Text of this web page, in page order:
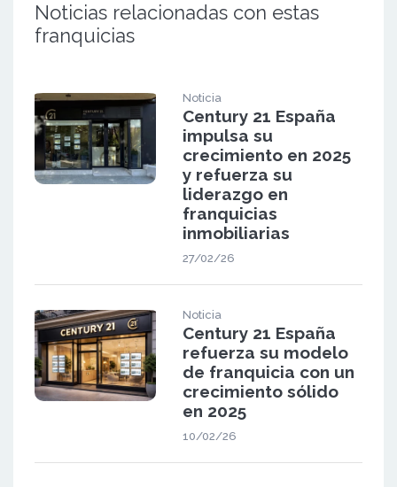
Noticias relacionadas con estas
franquicias
Noticia
Century 21 España
impulsa su
crecimiento en 2025
y refuerza su
liderazgo en
franquicias
inmobiliarias
27/02/26
Noticia
Century 21 España
refuerza su modelo
de franquicia con un
crecimiento sólido
en 2025
10/02/26